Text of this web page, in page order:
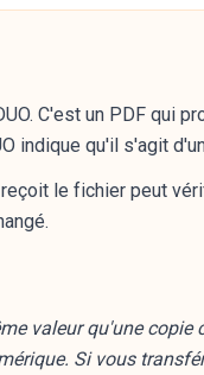
C'est un PDF qui
indique qu'il s'agit
le fichier peut
valeur qu'une
Si vous